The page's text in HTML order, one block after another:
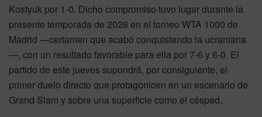
Kostyuk por 1-0. Dicho compromiso tuvo lugar durante la
presente temporada de 2026 en el torneo WTA 1000 de
Madrid —certamen que acabó conquistando la ucraniana
—, con un resultado favorable para ella por 7-6 y 6-0. El
partido de este jueves supondrá, por consiguiente, el
primer duelo directo que protagonicen en un escenario de
Grand Slam y sobre una superficie como el césped.